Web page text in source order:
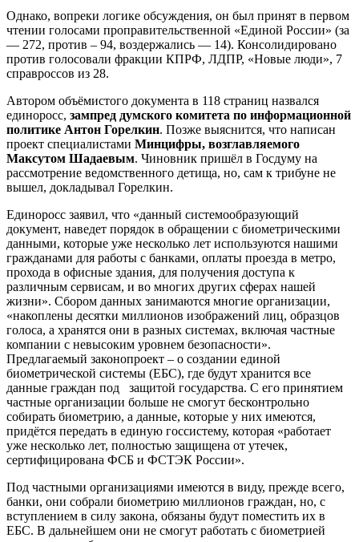
Однако, вопреки логике обсуждения, он был принят в первом
чтении голосами проправительственной «Единой России» (за
— 272, против – 94, воздержались — 14). Консолидировано
против голосовали фракции КПРФ, ЛДПР, «Новые люди», 7
справроссов из 28.
Автором объёмистого документа в 118 страниц назвался
единоросс, зампред думского комитета по информационной
политике Антон Горелкин. Позже выяснится, что написан
проект специалистами Минцифры, возглавляемого
Максутом Шадаевым. Чиновник пришёл в Госдуму на
рассмотрение ведомственного детища, но, сам к трибуне не
вышел, докладывал Горелкин.
Единоросс заявил, что «данный системообразующий
документ, наведет порядок в обращении с биометрическими
данными, которые уже несколько лет используются нашими
гражданами для работы с банками, оплаты проезда в метро,
прохода в офисные здания, для получения доступа к
различным сервисам, и во многих других сферах нашей
жизни». Сбором данных занимаются многие организации,
«накоплены десятки миллионов изображений лиц, образцов
голоса, а хранятся они в разных системах, включая частные
компании с невысоким уровнем безопасности».
Предлагаемый законопроект – о создании единой
биометрической системы (ЕБС), где будут хранится все
данные граждан под защитой государства. С его принятием
частные организации больше не смогут бесконтрольно
собирать биометрию, а данные, которые у них имеются,
придётся передать в единую госсистему, которая «работает
уже несколько лет, полностью защищена от утечек,
сертифицирована ФСБ и ФСТЭК России».
Под частными организациями имеются в виду, прежде всего,
банки, они собрали биометрию миллионов граждан, но, с
вступлением в силу закона, обязаны будут поместить их в
ЕБС. В дальнейшем они не смогут работать с биометрией